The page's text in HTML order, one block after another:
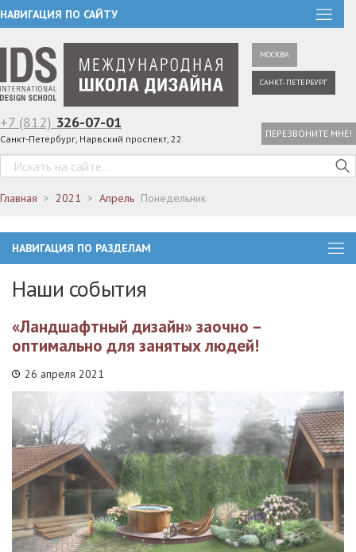
НАВИГАЦИЯ ПО САЙТУ
МОСКВА
САНКТ-ПЕТЕРБУРГ
+7 (812) 326-07-01
Санкт-Петербург, Нарвский проспект, 22 ПЕРЕЗВОНИТЕ МНЕ!
Главная 2021 Апрель Понедельник
НАВИГАЦИЯ ПО РАЗДЕЛАМ
Наши события
«Ландшафтный дизайн» заочно –
оптимально для занятых людей!
26 апреля 2021